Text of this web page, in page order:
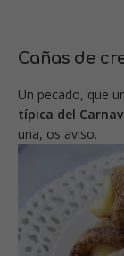
Cañas de
Un pecado, que
típica del
una, os aviso.